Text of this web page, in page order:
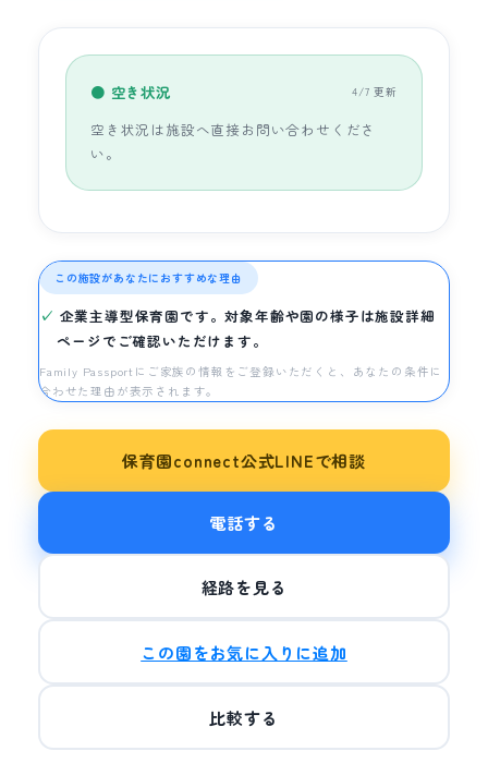
● 空き状況 4/7 更新
空き状況は施設へ直接お問い合わせくださ
い。
この施設があなたにおすすめな理由
企業主導型保育園です。対象年齢や園の様子は施設詳細
ページでご確認いただけます。
Family Passportにご家族の情報をご登録いただくと、あなたの条件に
合わせた理由が表示されます。
保育園connect公式LINEで相談
電話する
経路を見る
この園をお気に入りに追加
比較する